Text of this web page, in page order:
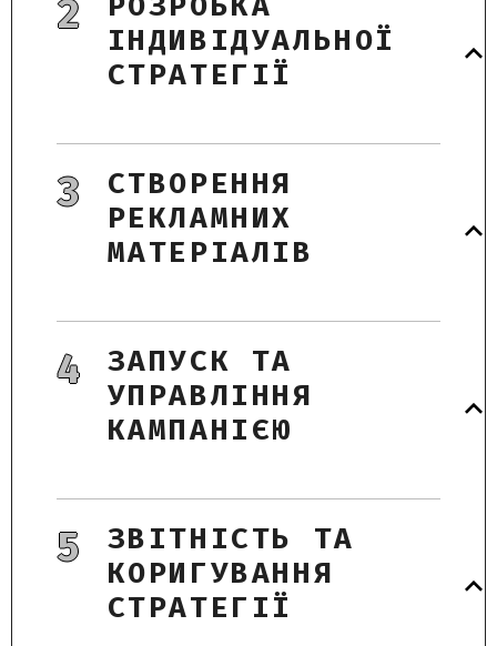
2
ІНДИВІДУАЛЬНОЇ
СТРАТЕГІЇ
3
СТВОРЕННЯ
РЕКЛАМНИХ
МАТЕРІАЛІВ
4
ЗАПУСК ТА
УПРАВЛІННЯ
КАМПАНІЄЮ
5
ЗВІТНІСТЬ ТА
КОРИГУВАННЯ
СТРАТЕГІЇ